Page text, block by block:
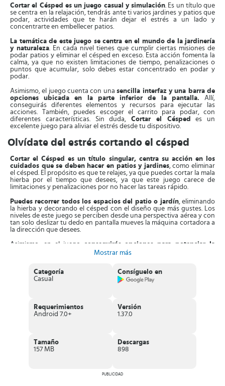
Cortar el Césped es un juego casual y simulación. Es un título que
se centra en la relajación, tendrás ante ti varios jardines y patios que
podar, actividades que te harán dejar el estrés a un lado y
concentrarte en embellecer patios.
La temática de este juego se centra en el mundo de la jardinería
y naturaleza. En cada nivel tienes que cumplir ciertas misiones de
podar patios y eliminar el césped en exceso. Esta acción fomenta la
calma, ya que no existen limitaciones de tiempo, penalizaciones o
puntos que acumular, solo debes estar concentrado en podar y
podar.
Asimismo, el juego cuenta con unasencilla interfaz y una barra de
opciones ubicada en la parte inferior de la pantalla. Allí,
conseguirás diferentes elementos y recursos para ejecutar las
acciones. También, puedes escoger el carrito para podar, con
diferentes características. Sin duda, Cortar el Césped
es un
excelente juego para aliviar el estrés desde tu dispositivo.
Olvídate del estrés cortando el césped
Cortar el Césped es un título singular, centra su acción en los
cuidados que se deben hacer en patios y jardines, como eliminar
el césped. El propósito es que te relajes, ya que puedes cortar la mala
hierba por el tiempo que desees, ya que este juego carece de
limitaciones y penalizaciones por no hacer las tareas rápido.
Puedes recorrer todos los espacios del patio o jardín, eliminando
la hierba y decorando el césped con el diseño que más gustes. Los
niveles de este juego se perciben desde una perspectiva aérea y con
tan solo deslizar tu dedo en pantalla mueves la máquina cortadora a
la dirección que desees.
Asimismo, en el juego
conseguirás opciones para potenciar la
capacidad de la máquina, ajustar su color y potencia. También,
este tipo de actividades.
cuando gustes. Los gráficos del juego son muy coloridos, diseñados
en la mejor resolución HD.
Divertidojuego casual y simulación, centrado en los cuidados
de un patio.
podrás ganar piezas nuevas para personalizar la
Mostrar más
Categoría
Casual
Consíguelo en
Requerimientos
Android 7.0+
Versión
1.37.0
Tamaño
157 MB
Descargas
898
PUBLICIDAD